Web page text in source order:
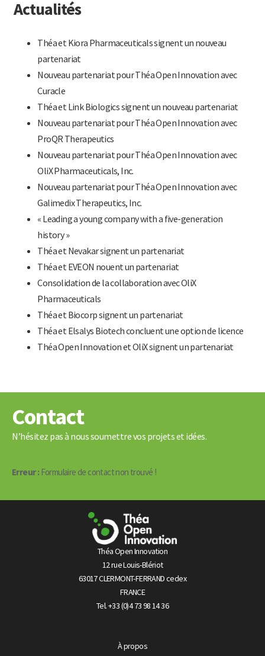
Actualités
Théa et Kiora Pharmaceuticals signent un nouveau
partenariat
Nouveau partenariat pour Théa Open Innovation avec
Curacle
Théa et Link Biologics signent un nouveau partenariat
Nouveau partenariat pour Théa Open Innovation avec
ProQR Therapeutics
Nouveau partenariat pour Théa Open Innovation avec
OliX Pharmaceuticals, Inc.
Nouveau partenariat pour Théa Open Innovation avec
Galimedix Therapeutics, Inc.
« Leading a young company with a five-generation
history »
Théa et Nevakar signent un partenariat
Théa et EVEON nouent un partenariat
Consolidation de la collaboration avec OliX
Pharmaceuticals
Théa et Biocorp signent un partenariat
Théa et Elsalys Biotech concluent une option de licence
Théa Open Innovation et OliX signent un partenariat
Contact
N’hésitez pas à nous soumettre vos projets et idées.
Erreur : Formulaire de contact non trouvé !
Théa Open Innovation
12 rue Louis-Blériot
63017 CLERMONT-FERRAND cedex
FRANCE
Tel. +33 (0)4 73 98 14 36
À propos